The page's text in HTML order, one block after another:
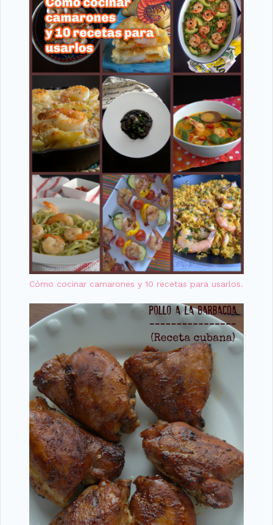
Cómo cocinar camarones y 10 recetas para usarlos.